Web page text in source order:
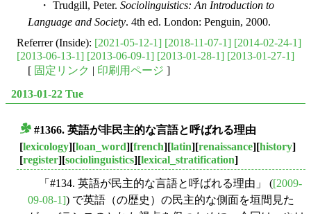
・ Trudgill, Peter. Sociolinguistics: An Introduction to
Language and Society. 4th ed. London: Penguin, 2000.
Referrer (Inside): [2021-05-12-1] [2018-11-07-1] [2014-02-24-1]
[2013-06-13-1] [2013-06-09-1] [2013-01-28-1] [2013-01-27-1]
[ 固定リンク | 印刷用ページ ]
2013-01-22 Tue
#1366. 英語が非民主的な言語と呼ばれる理由
[lexicology][loan_word][french][latin][renaissance][history]
[register][sociolinguistics][lexical_stratification]
「#134. 英語が民主的な言語と呼ばれる理由」 ([2009-
09-08-1]) で英語（の歴史）の民主的な側面を垣間見た